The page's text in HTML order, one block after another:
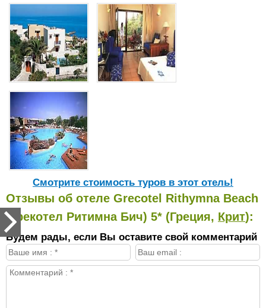
Cмотрите стоимость туров в этот отель!
Отзывы об отеле Grecotel Rithymna Beach
(Грекотел Ритимна Бич) 5* (Греция, Крит):
Будем рады, если Вы оставите свой комментарий